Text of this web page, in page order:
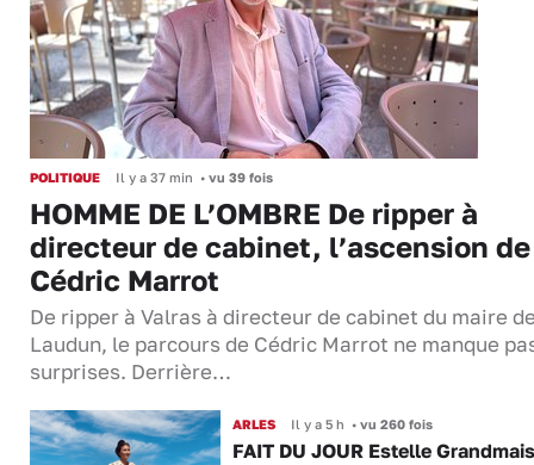
POLITIQUE Il y a 37 min • vu 39 fois
HOMME DE L’OMBRE De ripper à
directeur de cabinet, l’ascension de
Cédric Marrot
De ripper à Valras à directeur de cabinet du maire
Laudun, le parcours de Cédric Marrot ne manque
surprises. Derrière…
ARLES Il y a 5 h •vu 260 fois
FAIT DU JOUR Estelle